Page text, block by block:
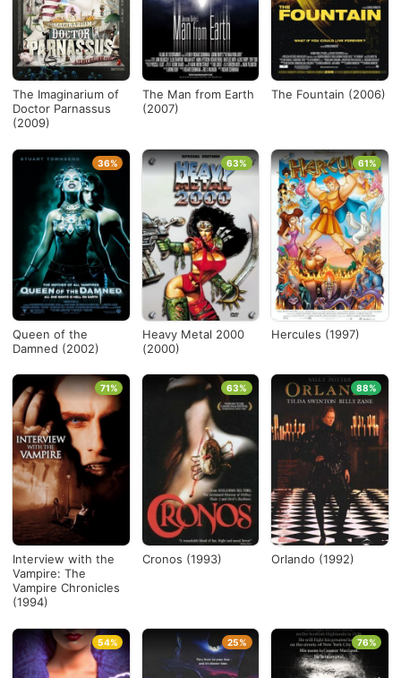
The Imaginarium of
Doctor Parnassus
(2009)
The Man from Earth
(2007)
The Fountain (2006)
Queen of the
Damned (2002)
36%
Heavy Metal 2000
(2000)
63%
Hercules (1997)
61%
Interview with the
Vampire: The
Vampire Chronicles
(1994)
71%
Cronos (1993)
63%
Orlando (1992)
88%
54% 25% 76%